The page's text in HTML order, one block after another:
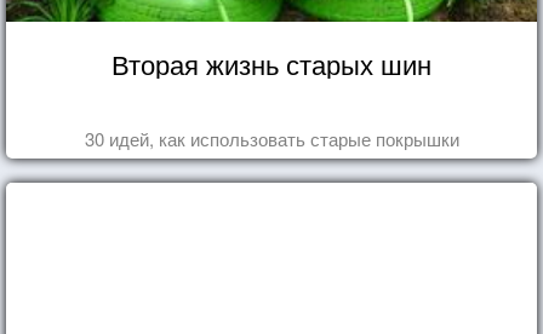
Вторая жизнь старых шин
30 идей, как использовать старые покрышки